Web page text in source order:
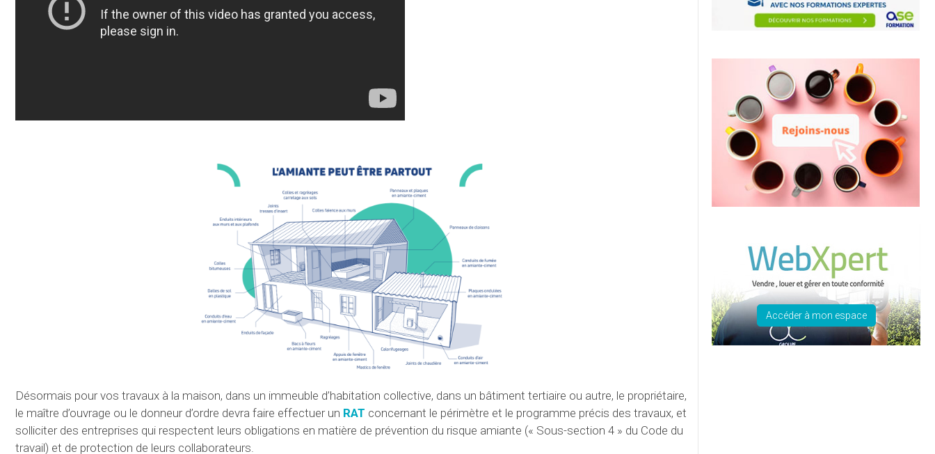
Désormais pour vos travaux à la maison, dans un immeuble d’habitation collective, dans un bâtiment tertiaire ou autre, le propriétaire,
le maître d’ouvrage ou le donneur d’ordre devra faire effectuer un RAT concernant le périmètre et le programme précis des travaux, et
solliciter des entreprises qui respectent leurs obligations en matière de prévention du risque amiante (« Sous-section 4 » du Code du
travail) et de protection de leurs collaborateurs.
Accéder à mon espace